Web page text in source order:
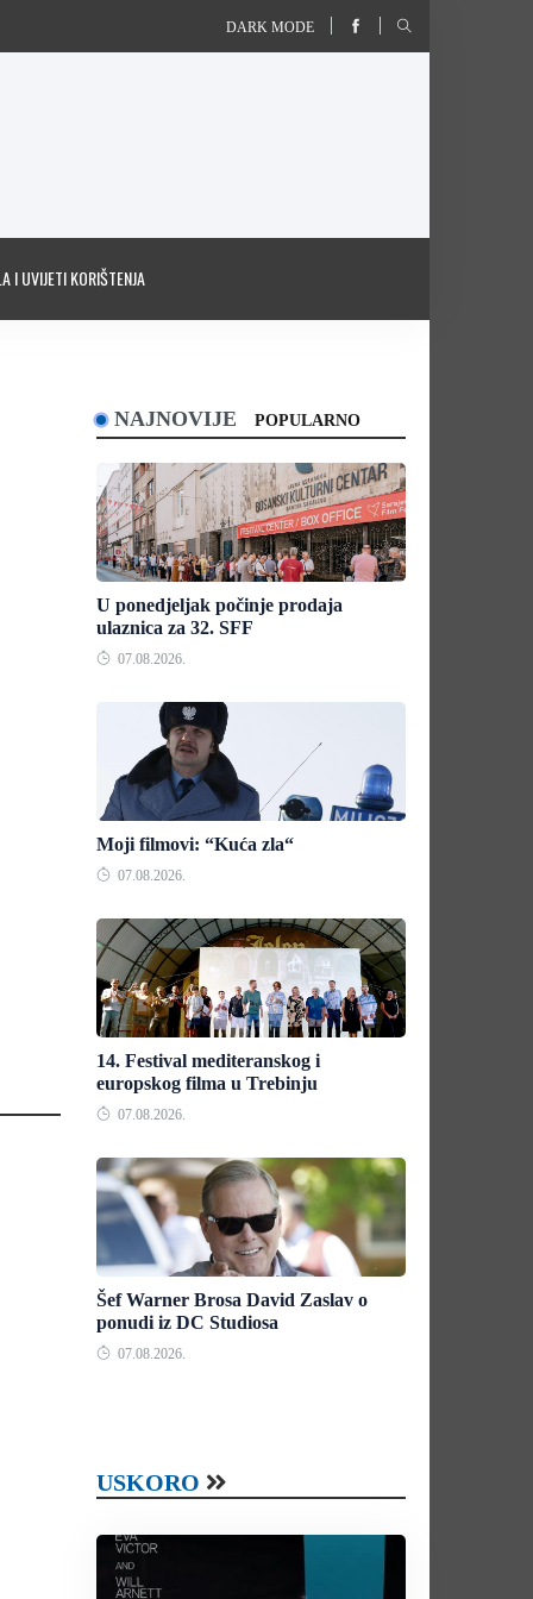
DARK MODE
I UVIJETI KORIŠTENJA
NAJNOVIJE POPULARNO
U ponedjeljak počinje prodaja
ulaznica za 32. SFF
07.08.2026.
Moji filmovi: “Kuća zla“
07.08.2026.
14. Festival mediteranskog i
europskog filma u Trebinju
07.08.2026.
Šef Warner Brosa David Zaslav o
ponudi iz DC Studiosa
07.08.2026.
USKORO